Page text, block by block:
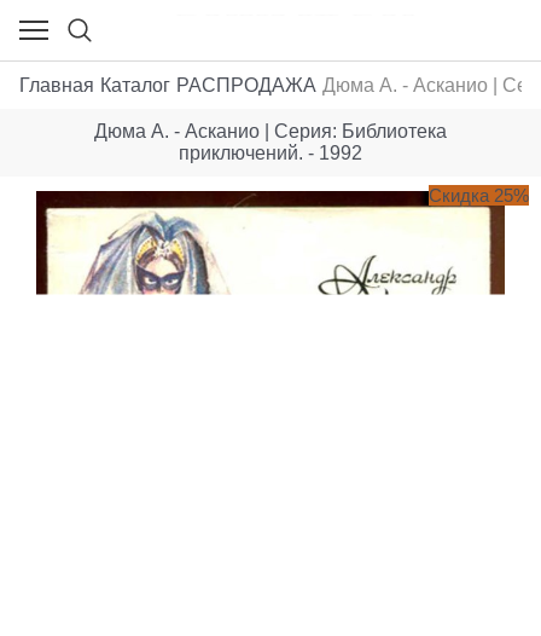
Главная Каталог РАСПРОДАЖА Дюма А. - Асканио |
Дюма А. - Асканио | Серия: Библиотека
приключений. - 1992
Скидка 25%